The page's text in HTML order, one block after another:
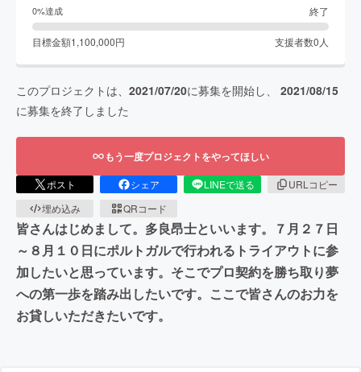
0%達成 終了
目標金額1,100,000円 支援者数0 人
このプロジェクトは、 2021/07/20に募集を開始し、 2021/08/15
に募集を終了しました
もう一度プロジェクトをやってほしい
ポスト シェア LINEで送る
URLコピー
埋め込み
QRコード
皆さんはじめまして。多良昂士といいます。７月２７日
～８月１０日にポルトガルで行われるトライアウトに参
加したいと思っています。そこでプロ契約を勝ち取り夢
への第一歩を踏み出したいです。ここで皆さんのお力を
お貸しいただきたいです。